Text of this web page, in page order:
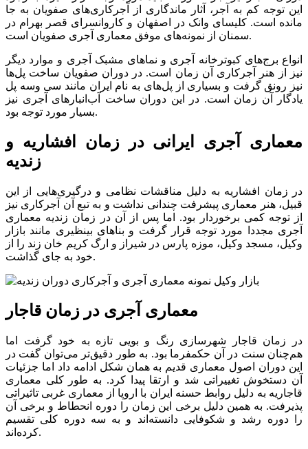
این توجه کم به آجر، آثار ماندگاری از آجرکاری‌های صفویان به جا
مانده است. کلیسای وانک در اصفهان و کاروانسرای قصر بهرام در
سمنان از نمونه‌های موفق معماری آجری صفویان است.
انواع برج‌های کبوترخانه آجری و نماهای مشبک آجری و موارد دیگر
نیز از هنر آجرکاری آن زمان است. در دوران صفویان ساخت پل‌ها
نیز رونق گرفت و بسیاری از پل‌های به نام ایران مانند سی وسه پل
یادگار آن زمان است. در این دوران ساخت آب‌انبارهای آجری نیز
بسیار مورد توجه بود.
معماری آجری ایرانی در زمان افشاریه و
زندیه
در زمان افشاریه به دلیل مناقشات نظامی و درگیری‌هایی از این
قبیل، هنر معماری پیشرفت چندانی نداشت و به تبع آن آجرکاری نیز
از توجه کمی برخوردار بود. اما پس از آن در زمان زندیه معماری
آجری مجددا مورد توجه قرار گرفت و بناهای بینظیری مانند بازار
وکیل، مسجد وکیل، موزه پارس در شیراز و ارگ کریم خان زند را از
خود به جای گذاشت.
معماری آجری در زمان قاجار
در زمان قاجار شهرسازی رنگ و بویی تازه به خود گرفت اما
هم‌چنان سنت در آن حکمفرما بود. به طور دقیق‌تر می‌توان گفت در
این دوران اصول معماری قدیم به همان شکل ادامه داد اما جزئیات
آن دستخوش تغییراتی شد و ارتقا پیدا کرد. به طور کلی معماری
قاجاریه به دلیل روابط حسنه ایران با اروپا از معماری غربی تاثیراتی
پذیرفت. به همین دلیل برخی این زمان را دوره انحطاط و برخی آن
را دوره رشد و شکوفایی دانسته‌اند و به سه دوره کلی تقسیم
کرده‌اند.